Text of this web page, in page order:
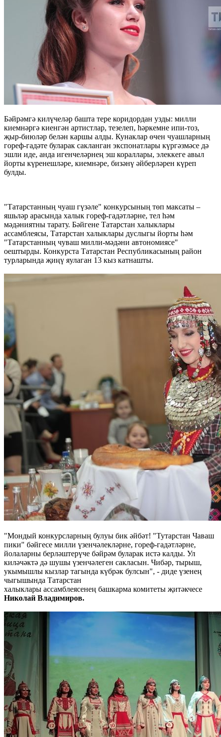
Бәйрәмгә килүчеләр башта тере коридордан узды: милли
киемнәргә киенгән артистлар, тезелеп, һәркемне ипи-тоз,
җыр-биюләр белән каршы алды. Кунаклар өчен чуашларның
гореф-гадәте буларак сакланган экспонатлары күргәзмәсе дә
эшли иде, анда игенчеләрнең эш кораллары, элеккеге авыл
йорты күренешләре, киемнәре, бизәнү әйберләрен күреп
булды.
"Татарстанның чуаш гүзәле" конкурсының төп максаты –
яшьләр арасында халык гореф-гадәтләрне, тел һәм
мәдәниятны тарату. Бәйгене Татарстан халыклары
ассамблеясы, Татарстан халыклары дуслыгы йорты һәм
"Татарстанның чуваш милли-мәдәни автономиясе"
оештырды. Конкурста Татарстан Республикасының район
турларында җиңү яулаган 13 кыз катнашты.
"Мондый конкурсларның булуы бик әйбәт! "Тутарстан Чаваш
пики" бәйгесе милли үзенчәлекләрне, гореф-гадәтләрне,
йолаларны берләштерүче бәйрәм буларак истә калды. Ул
киләчәктә дә шушы үзенчәлеген сакласын. Чибәр, тырыш,
укымышлы кызлар тагында күбрәк булсын", - диде үзенең
чыгышында Татарстан
халыклары ассамблеясенең башкарма комитеты җитәкчесе
Николай Владимиров.